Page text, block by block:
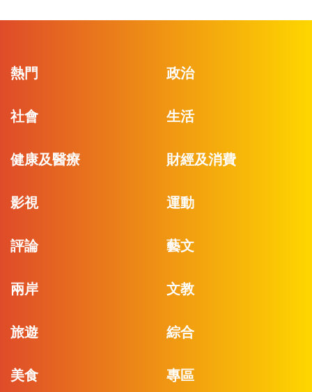
熱門 政治
社會 生活
健康及醫療 財經及消費
影視 運動
評論 藝文
兩岸 文教
旅遊 綜合
美食 專區